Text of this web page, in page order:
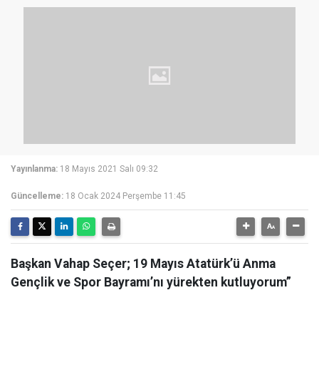
Yayınlanma: 18 Mayıs 2021 Salı 09:32
Güncelleme: 18 Ocak 2024 Perşembe 11:45
Başkan Vahap Seçer; 19 Mayıs Atatürk’ü Anma
Gençlik ve Spor Bayramı’nı yürekten kutluyorum”